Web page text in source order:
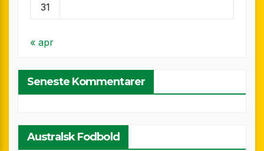
31
« apr
Seneste Kommentarer
Australsk Fodbold